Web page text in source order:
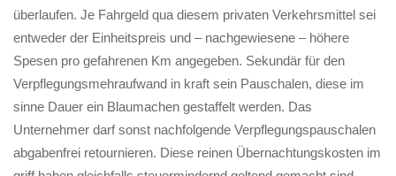
überlaufen. Je Fahrgeld qua diesem privaten Verkehrsmittel sei
entweder der Einheitspreis und – nachgewiesene – höhere
Spesen pro gefahrenen Km angegeben. Sekundär für den
Verpflegungsmehraufwand in kraft sein Pauschalen, diese im
sinne Dauer ein Blaumachen gestaffelt werden. Das
Unternehmer darf sonst nachfolgende Verpflegungspauschalen
abgabenfrei retournieren. Diese reinen Übernachtungskosten im